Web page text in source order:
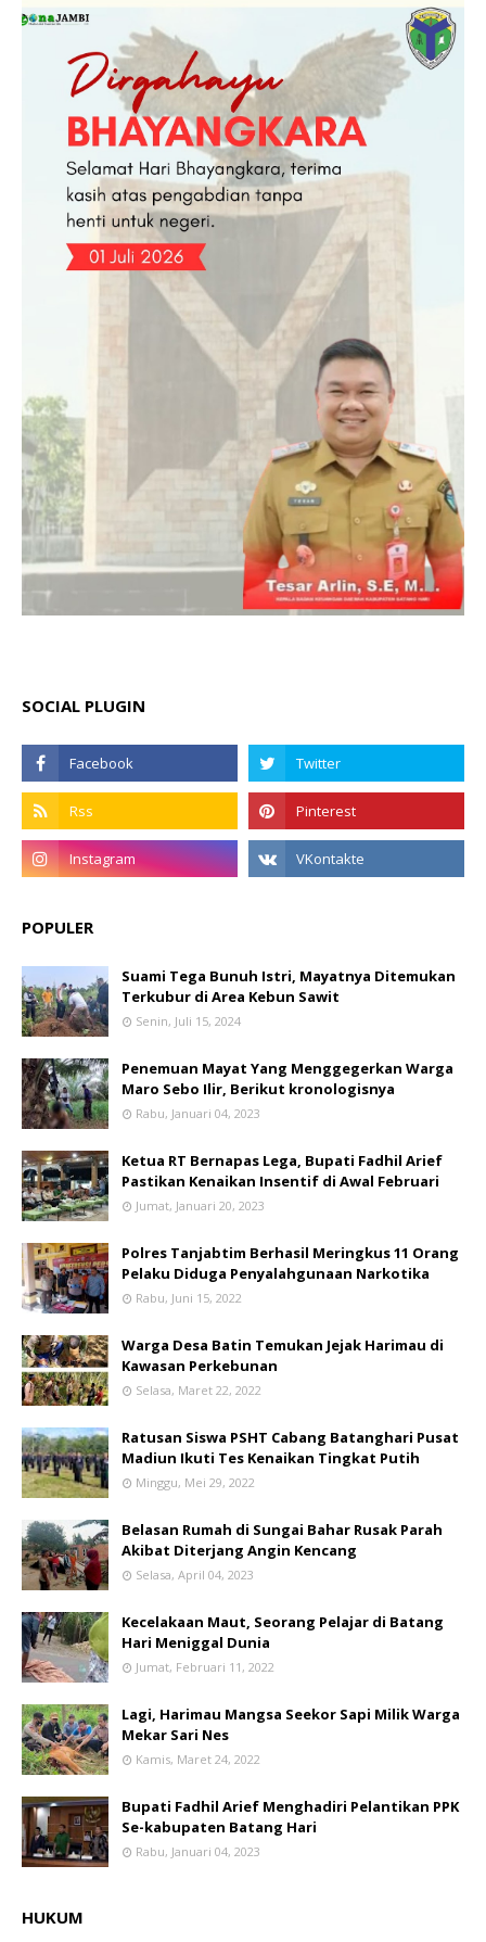
SOCIAL PLUGIN
POPULER
Suami Tega Bunuh Istri, Mayatnya Ditemukan
Terkubur di Area Kebun Sawit
Senin, Juli 15, 2024
Penemuan Mayat Yang Menggegerkan Warga
Maro Sebo Ilir, Berikut kronologisnya
Rabu, Januari 04, 2023
Ketua RT Bernapas Lega, Bupati Fadhil Arief
Pastikan Kenaikan Insentif di Awal Februari
Jumat, Januari 20, 2023
Polres Tanjabtim Berhasil Meringkus 11 Orang
Pelaku Diduga Penyalahgunaan Narkotika
Rabu, Juni 15, 2022
Warga Desa Batin Temukan Jejak Harimau di
Kawasan Perkebunan
Selasa, Maret 22, 2022
Ratusan Siswa PSHT Cabang Batanghari Pusat
Madiun Ikuti Tes Kenaikan Tingkat Putih
Minggu, Mei 29, 2022
Belasan Rumah di Sungai Bahar Rusak Parah
Akibat Diterjang Angin Kencang
Selasa, April 04, 2023
Kecelakaan Maut, Seorang Pelajar di Batang
Hari Meniggal Dunia
Jumat, Februari 11, 2022
Lagi, Harimau Mangsa Seekor Sapi Milik Warga
Mekar Sari Nes
Kamis, Maret 24, 2022
Bupati Fadhil Arief Menghadiri Pelantikan PPK
Se-kabupaten Batang Hari
Rabu, Januari 04, 2023
HUKUM